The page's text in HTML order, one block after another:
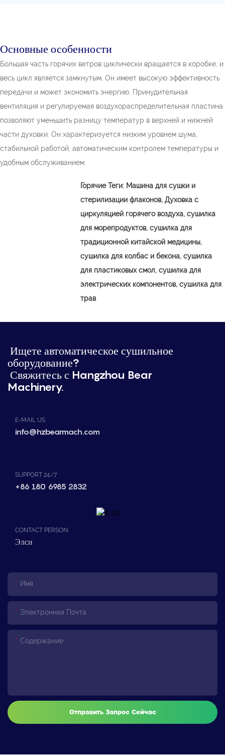
Основные особенности
Большая часть горячих ветров циклически вращается в коробке, и
весь цикл является замкнутым. Он имеет высокую эффективность
передачи и может экономить энергию. Принудительная
вентиляция и регулируемая воздухораспределительная пластина
позволяют уменьшить разницу температур в верхней и нижней
части духовки. Он характеризуется низким уровнем шума,
стабильной работой, автоматическим контролем температуры и
удобным обслуживанием.
Горячие Теги: Машина для сушки и
стерилизации флаконов, Духовка с
циркуляцией горячего воздуха, сушилка
для морепродуктов, сушилка для
традиционной китайской медицины,
сушилка для колбас и бекона, сушилка
для пластиковых смол, сушилка для
электрических компонентов, сушилка для
трав
Ищете автоматическое сушильное
оборудование?
Свяжитесь с Hangzhou Bear
Machinery.
E-MAIL US
info@hzbearmach.com
SUPPORT 24/7
+86 180 6985 2832
CONTACT PERSON:
Элси
Имя
Электронная Почта
Содержание
Отправить Запрос Сейчас